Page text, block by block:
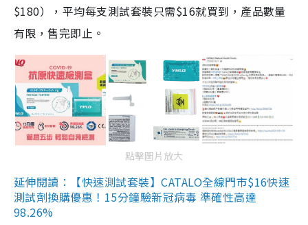
$180），平均每支測試套裝只需$16就買到，產品數量
有限，售完即止。
點擊圖片放大
延伸閱讀：【快速測試套裝】CATALO全線門市$16快速
測試劑換購優惠！15分鐘驗新冠病毒 準確性高達
98.26%